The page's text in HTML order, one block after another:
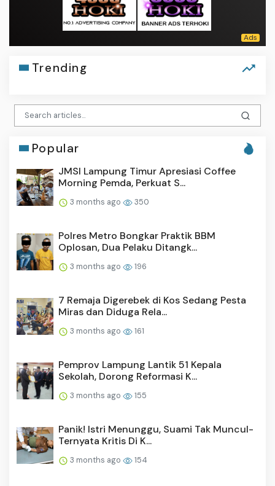
Trending
Popular
JMSI Lampung Timur Apresiasi Coffee
Morning Pemda, Perkuat S...
3 months ago 350
Polres Metro Bongkar Praktik BBM
Oplosan, Dua Pelaku Ditangk...
3 months ago 196
7 Remaja Digerebek di Kos Sedang Pesta
Miras dan Diduga Rela...
3 months ago 161
Pemprov Lampung Lantik 51 Kepala
Sekolah, Dorong Reformasi K...
3 months ago 155
Panik! Istri Menunggu, Suami Tak Muncul-
Ternyata Kritis Di K...
3 months ago 154